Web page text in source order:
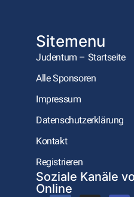
Sitemenu
Judentum – Startseite
Alle Sponsoren
Impressum
Datenschutzerklärung
Kontakt
Registrieren
Soziale Kanäle
Online